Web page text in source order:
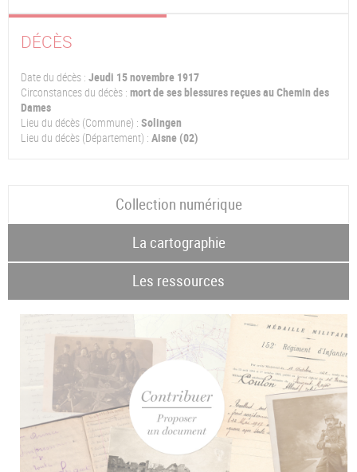
DÉCÈS
Date du décès : Jeudi 15 novembre 1917
Circonstances du décès : mort de ses blessures reçues au Chemin des
Dames
Lieu du décès (Commune) : Solingen
Lieu du décès (Département) : Aisne (02)
Collection numérique
La cartographie
Les ressources